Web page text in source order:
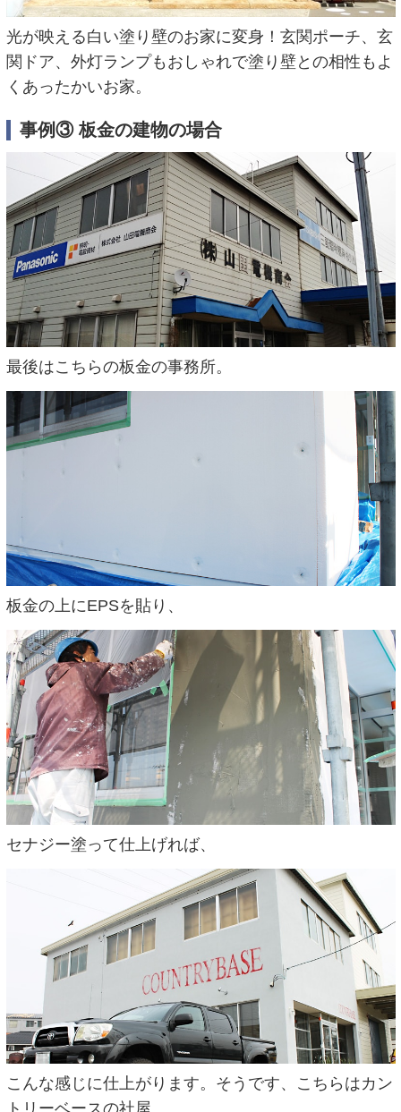
光が映える白い塗り壁のお家に変身！玄関ポーチ、玄
関ドア、外灯ランプもおしゃれで塗り壁との相性もよ
くあったかいお家。
事例③ 板金の建物の場合
最後はこちらの板金の事務所。
板金の上にEPSを貼り、
セナジー塗って仕上げれば、
こんな感じに仕上がります。そうです、こちらはカン
トリーベースの社屋。